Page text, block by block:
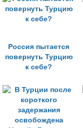
Россия пытается
повернуть Турцию
к себе?